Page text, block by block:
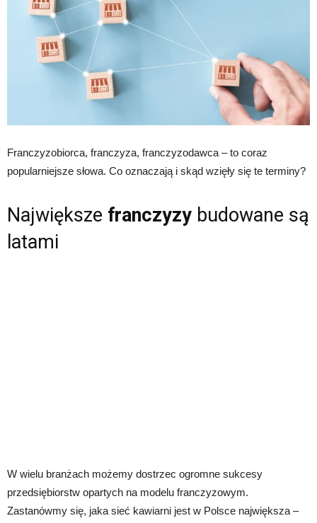
Franczyzobiorca, franczyza, franczyzodawca – to coraz
popularniejsze słowa. Co oznaczają i skąd wzięły się te terminy?
Największe franczyzy budowane są
latami
W wielu branżach możemy dostrzec ogromne sukcesy
przedsiębiorstw opartych na modelu franczyzowym.
Zastanówmy się, jaka sieć kawiarni jest w Polsce największa –